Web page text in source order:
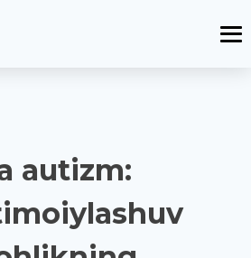
autizm: